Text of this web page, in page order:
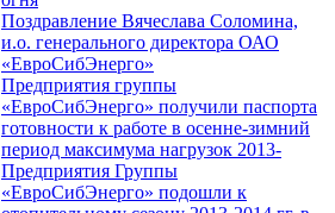
Поздравление Вячеслава Соломина,
и.о. генерального директора ОАО
«ЕвроСибЭнерго»
Предприятия группы
«ЕвроСибЭнерго» получили паспорта
готовности к работе в осенне-зимний
период максимума нагрузок 2013-
Предприятия Группы
«ЕвроСибЭнерго» подошли к